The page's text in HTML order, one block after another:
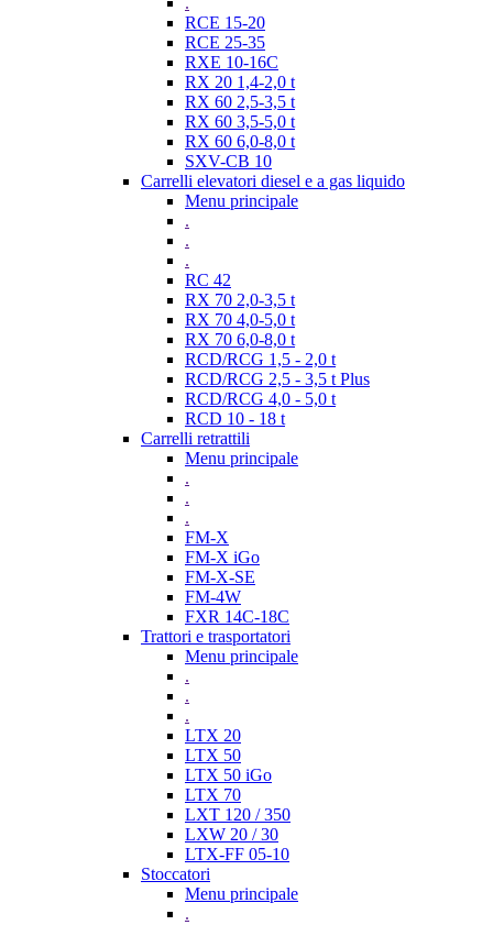
RCE 15-20
RCE 25-35
RXE 10-16C
RX 20 1,4-2,0 t
RX 60 2,5-3,5 t
RX 60 3,5-5,0 t
RX 60 6,0-8,0 t
SXV-CB 10
Carrelli elevatori diesel e a gas liquido
Menu principale
.
.
.
RC 42
RX 70 2,0-3,5 t
RX 70 4,0-5,0 t
RX 70 6,0-8,0 t
RCD/RCG 1,5 - 2,0 t
RCD/RCG 2,5 - 3,5 t Plus
RCD/RCG 4,0 - 5,0 t
RCD 10 - 18 t
Carrelli retrattili
Menu principale
.
.
.
FM-X
FM-X iGo
FM-X-SE
FM-4W
FXR 14C-18C
Trattori e trasportatori
Menu principale
.
.
.
LTX 20
LTX 50
LTX 50 iGo
LTX 70
LXT 120 / 350
LXW 20 / 30
LTX-FF 05-10
Stoccatori
Menu principale
.